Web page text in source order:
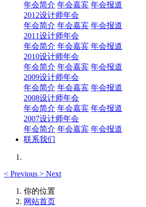
年会简介 年会嘉宾 年会报道
2012设计师年会
年会简介 年会嘉宾 年会报道
2011设计师年会
年会简介 年会嘉宾 年会报道
2010设计师年会
年会简介 年会嘉宾 年会报道
2009设计师年会
年会简介 年会嘉宾 年会报道
2008设计师年会
年会简介 年会嘉宾 年会报道
2007设计师年会
年会简介 年会嘉宾 年会报道
联系我们
< Previous > Next
你的位置
网站首页